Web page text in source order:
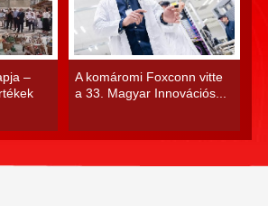
–
A komáromi Foxconn vitte
a 33. Magyar Innovációs...